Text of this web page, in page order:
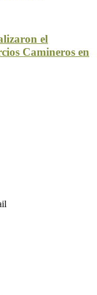
el
Camineros en